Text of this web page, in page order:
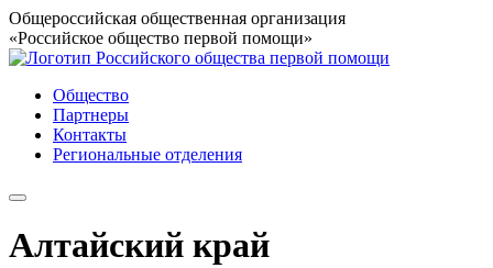
Общероссийская общественная организация
«Российское общество первой помощи»
Общество
Партнеры
Контакты
Региональные отделения
Алтайский край